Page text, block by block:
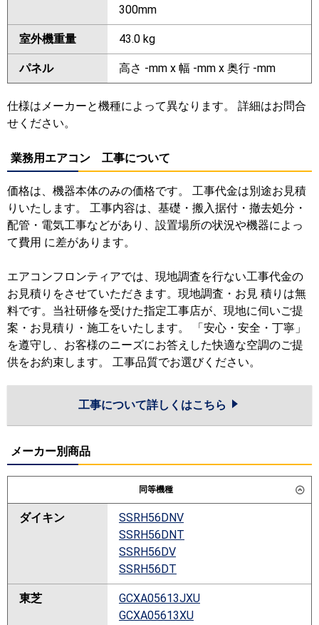
300mm
室外機重量 43.0 kg
パネル 高さ -mm x 幅 -mm x 奥行 -mm
仕様はメーカーと機種によって異なります。 詳細はお問合
せください。
業務用エアコン 工事について
価格は、機器本体のみの価格です。 工事代金は別途お見積
りいたします。 工事内容は、基礎・搬入据付・撤去処分・
配管・電気工事などがあり、設置場所の状況や機器によっ
て費用 に差があります。
エアコンフロンティアでは、現地調査を行ない工事代金の
お見積りをさせていただきます。現地調査・お見 積りは無
料です。当社研修を受けた指定工事店が、現地に伺いご提
案・お見積り・施工をいたします。 「安心・安全・丁寧」
を遵守し、お客様のニーズにお答えした快適な空調のご提
供をお約束します。 工事品質でお選びください。
工事について詳しくはこちら
メーカー別商品
同等機種
ダイキン
SSRH56DNV
SSRH56DNT
SSRH56DV
SSRH56DT
東芝
GCXA05613JXU
GCXA05613XU